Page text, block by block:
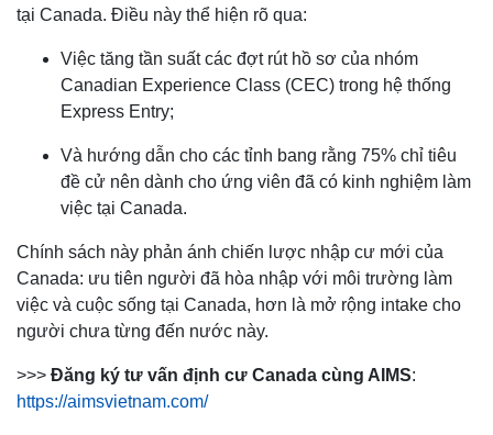
tại Canada. Điều này thể hiện rõ qua:
Việc tăng tần suất các đợt rút hồ sơ của nhóm
Canadian Experience Class (CEC) trong hệ thống
Express Entry;
Và hướng dẫn cho các tỉnh bang rằng 75% chỉ tiêu
đề cử nên dành cho ứng viên đã có kinh nghiệm làm
việc tại Canada.
Chính sách này phản ánh chiến lược nhập cư mới của
Canada: ưu tiên người đã hòa nhập với môi trường làm
việc và cuộc sống tại Canada, hơn là mở rộng intake cho
người chưa từng đến nước này.
>>> Đăng ký tư vấn định cư Canada cùng AIMS:
https://aimsvietnam.com/